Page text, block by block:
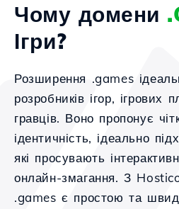
Чому домени
Ігри?
Розширення .games
розробників ігор, ігрових
гравців. Воно пропонує
ідентичність, ідеально
які просувають
онлайн-змагання. З
.games є простою та